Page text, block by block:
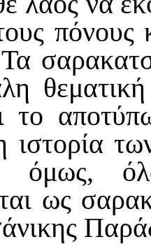
πόνους
το
ιστορία
όμως,
ως